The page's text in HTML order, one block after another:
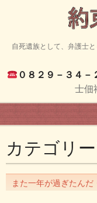
自死遺族として、弁護士
０８２９－３４
士佃
カテゴリ
また一年が過ぎたんだ